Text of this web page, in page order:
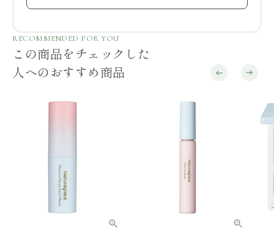
RECOMMENDED FOR YOU
この商品をチェックした
人へのおすすめ商品